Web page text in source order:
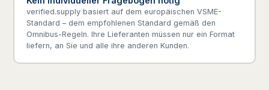
verified.supply basiert auf dem europäischen VSME-
Standard – dem empfohlenen Standard gemäß den
Omnibus-Regeln. Ihre Lieferanten müssen nur ein Format
liefern, an Sie und alle ihre anderen Kunden.